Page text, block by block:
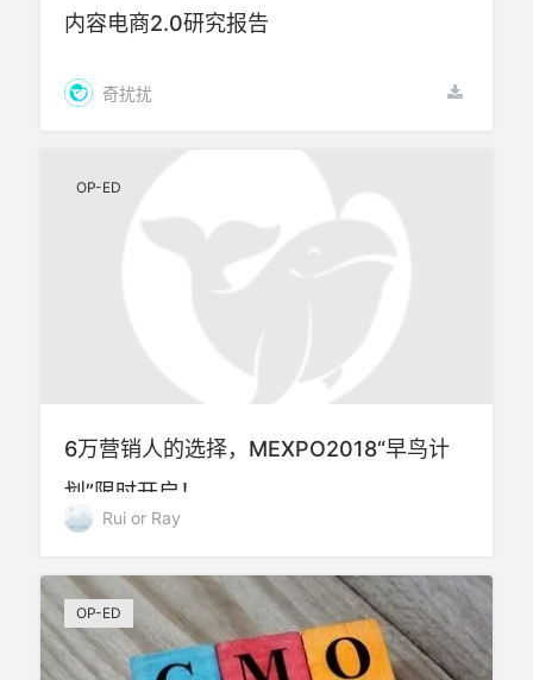
内容电商2.0研究报告
奇扰扰
OP-ED
6万营销人的选择，MEXPO2018“早鸟计
划”限时开启！
Rui or Ray
OP-ED